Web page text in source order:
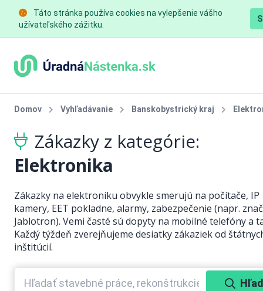
Táto stránka používa cookies na vylepšenie vášho
užívateľského zážitku.
Domov Vyhľadávanie Banskobystrický kraj
Zákazky z kategórie:
Elektronika
Zákazky na elektroniku obvykle smerujú na počítače, IP
kamery, EET pokladne, alarmy, zabezpečenie (napr.
Jablotron). Vemi časté sú dopyty na mobilné telefóny a
Každý týždeň zverejňujeme desiatky zákaziek od
inštitúcií.